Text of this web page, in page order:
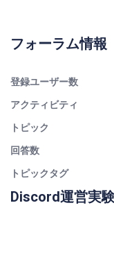
フォーラム情報
登録ユーザー数
アクティビティ
トピック
回答数
トピックタグ
Discord運営実